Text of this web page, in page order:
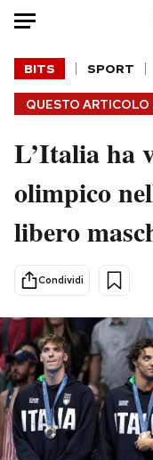
HOME
Italia
Politica
Tecnologia
Scienza
Economia
Sport
PODCAST
QUESTO ARTICOLO
BITS SPORT
L’Italia ha
olimpico
libero
Condividi